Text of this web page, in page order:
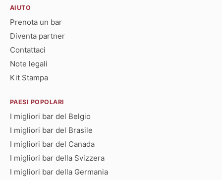
AIUTO
Prenota un bar
Diventa partner
Contattaci
Note legali
Kit Stampa
PAESI POPOLARI
I migliori bar del Belgio
I migliori bar del Brasile
I migliori bar del Canada
I migliori bar della Svizzera
I migliori bar della Germania